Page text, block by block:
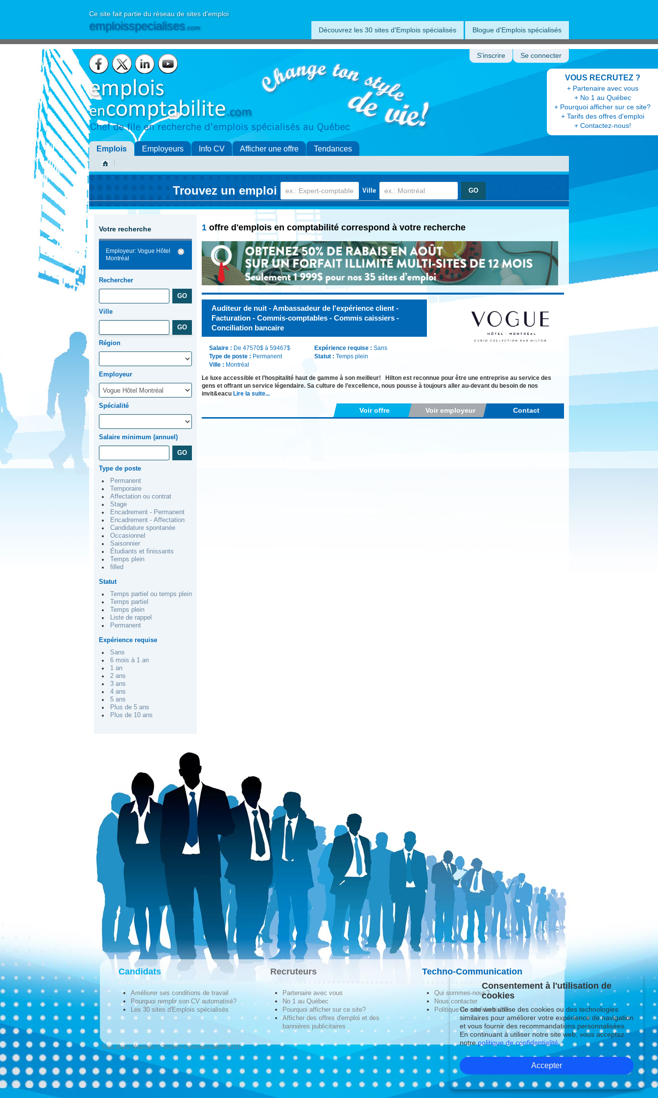
Ce site fait partie du réseau de sites d'emploi
emploisspecialises.com Découvrez les 30 sites d'Emplois spécialisés Blogue d'Emplois spécialisés
VOUS RECRUTEZ ?
+ Partenaire avec vous
+ No 1 au Québec
+ Pourquoi afficher sur ce site?
+ Tarifs des offres d'emploi
+ Contactez-nous!
S'inscrire Se connecter
Emplois Employeurs Info CV Afficher une offre Tendances
Trouvez un emploi Ville
Votre recherche
Employeur: Vogue Hôtel
Montréal
Rechercher
Ville
Région
Employeur
Spécialité
Salaire minimum (annuel)
Type de poste
Permanent
Temporaire
Affectation ou contrat
Stage
Encadrement - Permanent
Encadrement - Affectation
Candidature spontanée
Occasionnel
Saisonnier
Étudiants et finissants
Temps plein
filled
Statut
Temps partiel ou temps plein
Temps partiel
Temps plein
Liste de rappel
Permanent
Expérience requise
Sans
6 mois à 1 an
1 an
2 ans
3 ans
4 ans
5 ans
Plus de 5 ans
Plus de 10 ans
1 offre d'emplois en comptabilité correspond à votre recherche
Auditeur de nuit - Ambassadeur de l'expérience client -
Facturation - Commis-comptables - Commis caissiers -
Conciliation bancaire
Salaire : De 47570$ à 59467$
Type de poste : Permanent
Ville : Montréal
Expérience requise : Sans
Statut : Temps plein
Le luxe accessible et l’hospitalité haut de gamme à son meilleur! Hilton est reconnue pour être une entreprise au service des
gens et offrant un service légendaire. Sa culture de l’excellence, nous pousse à toujours aller au-devant du besoin de nos
invit&eacu Lire la suite...
Voir offre Voir employeur Contact
Candidats
Améliorer ses conditions de travail
Pourquoi remplir son CV automatisé?
Les 30 sites d'Emplois spécialisés
Recruteurs
Partenaire avec vous
No 1 au Québec
Pourquoi afficher sur ce site?
Afficher des offres d'emploi et des
bannières publicitaires
Techno-Communication
Qui sommes-nous?
Nous contacter
Politique de confidentialité
Tous droits réservés © Techno-Communication 2026
Consentement à l'utilisation de
cookies
Ce site web utilise des cookies ou des technologies
similaires pour améliorer votre expérience de navigation
et vous fournir des recommandations personnalisées.
En continuant à utiliser notre site web, vous acceptez
notre politique de confidentialité.
Accepter